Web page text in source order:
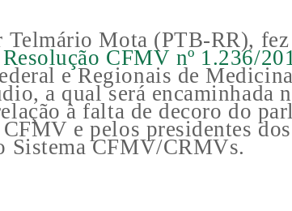
Mota (PTB-RR), fez
Resolução CFMV nº 1.236/
e Regionais de
a qual será encaminhada
à falta de decoro do
e pelos presidentes
Sistema CFMV/CRMVs.